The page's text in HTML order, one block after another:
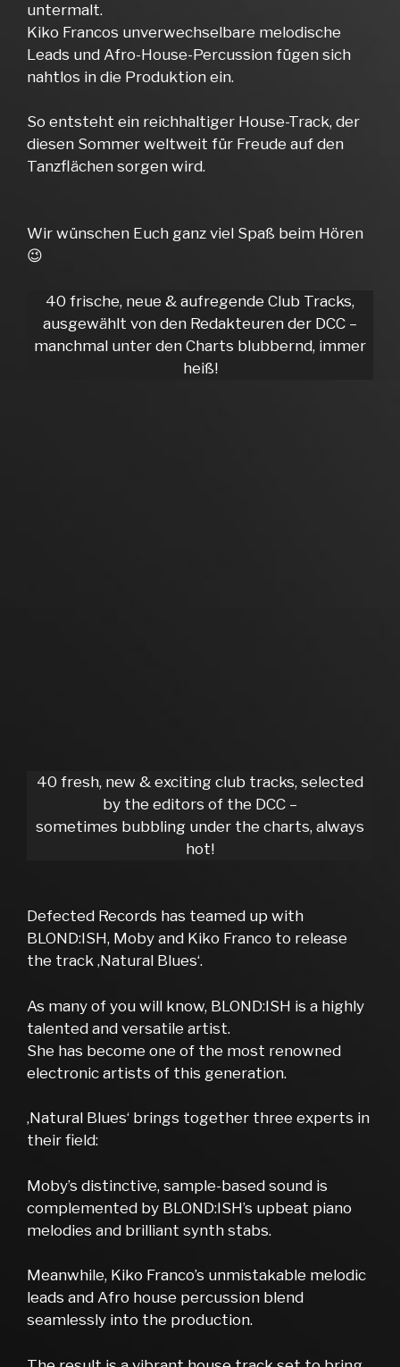
untermalt.
Kiko Francos unverwechselbare melodische
Leads und Afro-House-Percussion fügen sich
nahtlos in die Produktion ein.
So entsteht ein reichhaltiger House-Track, der
diesen Sommer weltweit für Freude auf den
Tanzflächen sorgen wird.
Wir wünschen Euch ganz viel Spaß beim Hören
😉
40 frische, neue & aufregende Club Tracks,
ausgewählt von den Redakteuren der DCC –
manchmal unter den Charts blubbernd, immer
heiß!
40 fresh, new & exciting club tracks, selected
by the editors of the DCC –
sometimes bubbling under the charts, always
hot!
Defected Records has teamed up with
BLOND:ISH, Moby and Kiko Franco to release
the track ‚Natural Blues‘.
As many of you will know, BLOND:ISH is a highly
talented and versatile artist.
She has become one of the most renowned
electronic artists of this generation.
‚Natural Blues‘ brings together three experts in
their field:
Moby’s distinctive, sample-based sound is
complemented by BLOND:ISH’s upbeat piano
melodies and brilliant synth stabs.
Meanwhile, Kiko Franco’s unmistakable melodic
leads and Afro house percussion blend
seamlessly into the production.